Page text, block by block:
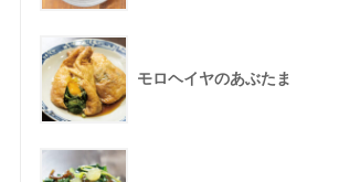
モロヘイヤのあぶたま